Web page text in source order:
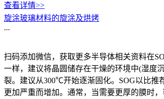
查看详情>>
旋涂玻璃材料的旋涂及烘烤
...
扫码添加微信，获取更多半导体相关资料在
一样，建议将晶圆储存在干燥的环境中(湿度
裂。建议从300℃开始逐渐固化。SOG以比推
更加严重而增加。通常，当需要更厚的膜时